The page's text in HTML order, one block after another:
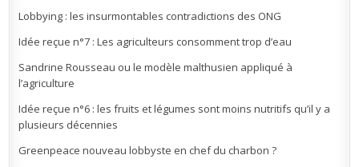
Lobbying : les insurmontables contradictions des ONG
Idée reçue n°7 : Les agriculteurs consomment trop d’eau
Sandrine Rousseau ou le modèle malthusien appliqué à
l’agriculture
Idée reçue n°6 : les fruits et légumes sont moins nutritifs qu’il y a
plusieurs décennies
Greenpeace nouveau lobbyste en chef du charbon ?